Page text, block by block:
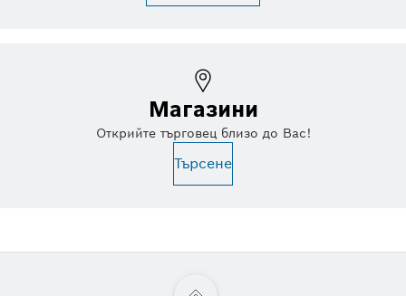
Магазини
Открийте търговец близо до Вас!
Търсене